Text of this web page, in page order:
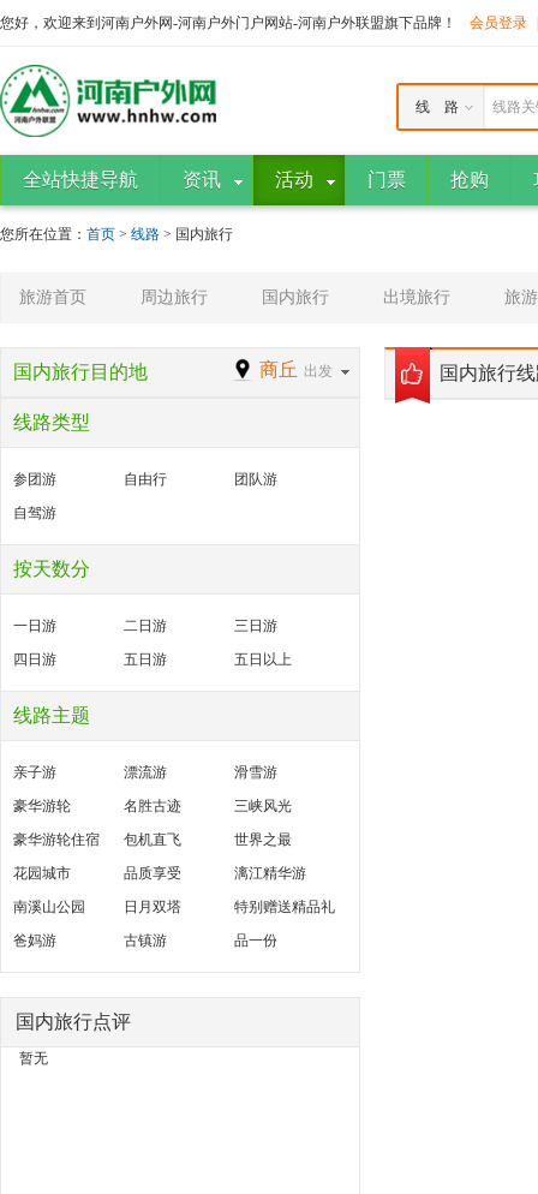
您好，欢迎来到河南户外网-河南户外门户网站-河南户外联盟旗下品牌！ 会员登录
线路
线 路
全站快捷导航 资讯 活动 门票 抢购
您所在位置： 首页 > 线路 > 国内旅行
旅游首页 周边旅行 国内旅行 出境旅行 旅
国内旅行目的地 商丘 出发
线路类型
参团游 自由行
团队游
自驾游
按天数分
一日游 二日游
三日游
四日游
五日游 五日以上
线路主题
亲子游 漂流游
滑雪游
豪华游轮
名胜古迹
三峡风光
豪华游轮住宿
包机直飞
世界之最
花园城市
品质享受
漓江精华游
南溪山公园
日月双塔
特别赠送精品礼
品一份
爸妈游 古镇游
国内旅行点评
暂无
国内旅行